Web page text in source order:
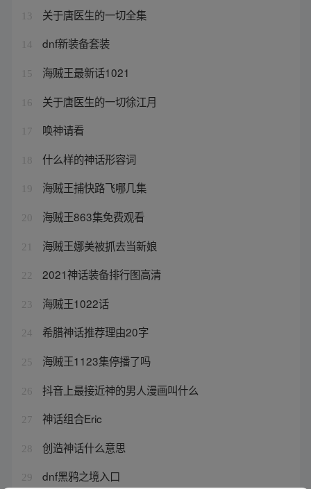
13 关于唐医生的一切全集
14 dnf新装备套装
15 海贼王最新话1021
16 关于唐医生的一切徐江月
17 唤神请看
18 什么样的神话形容词
19 海贼王捕快路飞哪几集
20 海贼王863集免费观看
21 海贼王娜美被抓去当新娘
22 2021神话装备排行图高清
23 海贼王1022话
24 希腊神话推荐理由20字
25 海贼王1123集停播了吗
26 抖音上最接近神的男人漫画叫什么
27 神话组合Eric
28 创造神话什么意思
29 dnf黑鸦之境入口